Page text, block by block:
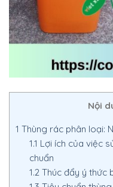
Nội
1 Thùng rác phân loại:
1.1 Lợi ích của việc
chuẩn
1.2Thúc đẩy ý thức